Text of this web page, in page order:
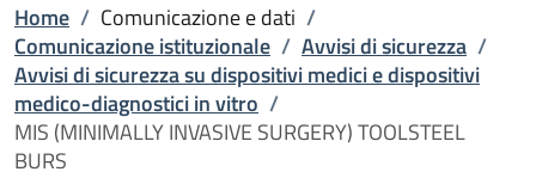
Home / Comunicazione e dati /
Comunicazione istituzionale / Avvisi di sicurezza /
Avvisi di sicurezza su dispositivi medici e dispositivi
medico-diagnostici in vitro /
MIS (MINIMALLY INVASIVE SURGERY) TOOLSTEEL
BURS